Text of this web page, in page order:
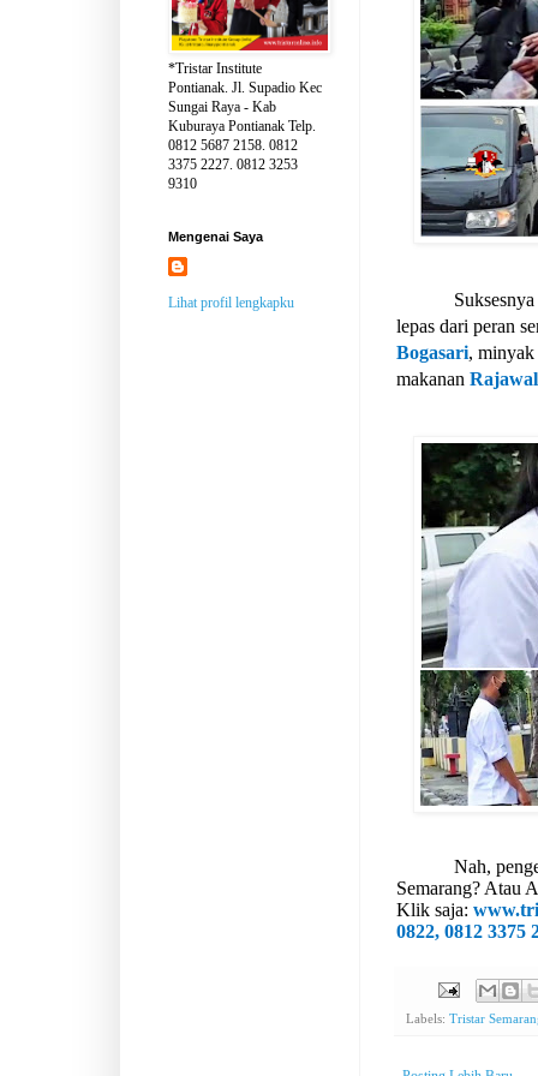
lepas dari peran
Bogasari, minyak
makanan
Nah,
Semarang? Atau
Klik saja:
0822, 0812 3375
Labels: Tristar
*Tristar Institute
Pontianak. Jl. Supadio Kec
Sungai Raya - Kab
Kuburaya Pontianak Telp.
0812 5687 2158. 0812
3375 2227. 0812 3253
9310
Mengenai Saya
Lihat profil lengkapku